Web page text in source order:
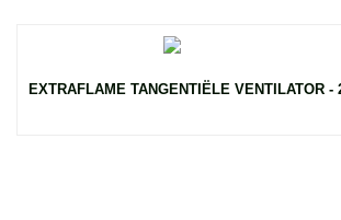
EXTRAFLAME TANGENTIËLE VENTILATOR -